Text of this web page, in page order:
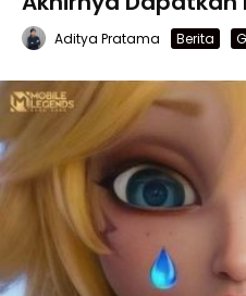
Aditya Pratama Berita